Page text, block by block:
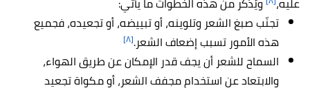
تجنّب صبغ الشعر وتلوينه، أو تبييضه، أو تجعيده، فجميع
هذه الأمور تسبب إضعاف الشعر.[٨]
السماح للشعر أن يجف قدر الإمكان عن طريق الهواء،
والابتعاد عن استخدام مجفف الشعر، أو مكواة تجعيد